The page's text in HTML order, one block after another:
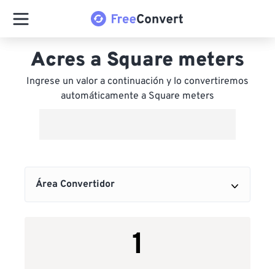
Acres a Square meters
Ingrese un valor a continuación y lo convertiremos
automáticamente a Square meters